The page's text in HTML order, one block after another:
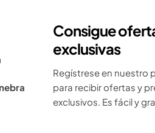
Consigue
exclusivas
Regístrese en nuestro
para recibir ofertas y
exclusivos. Es fácil y